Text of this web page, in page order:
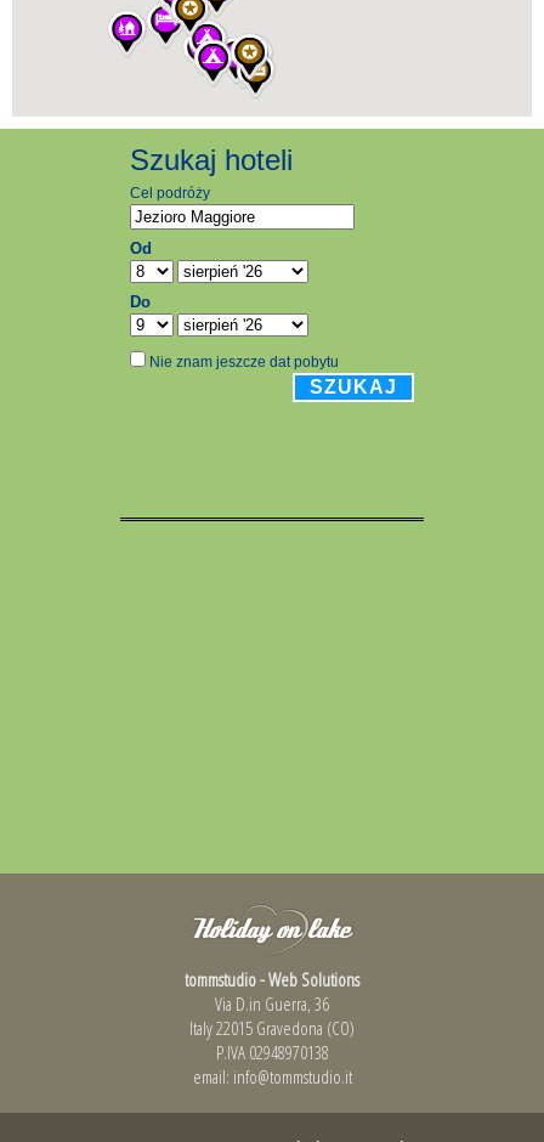
tommstudio - Web Solutions
Via D.in Guerra, 36
Italy 22015 Gravedona (CO)
P.IVA 02948970138
email: info@tommstudio.it